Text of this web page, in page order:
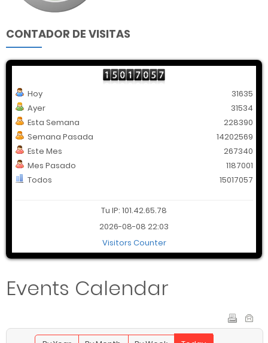
CONTADOR DE VISITAS
Hoy
Ayer
Esta Semana
Semana Pasada
Este Mes
Mes Pasado
Todos
31635
31534
228390
14202569
267340
1187001
15017057
Tu IP: 101.42.65.78
2026-08-08 22:03
Visitors Counter
Events Calendar